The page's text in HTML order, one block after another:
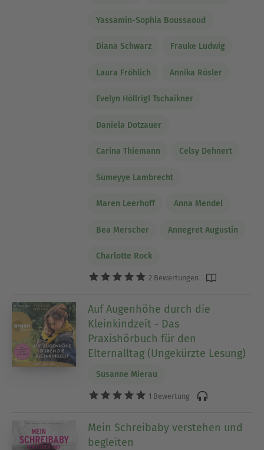
Yassamin-Sophia Boussaoud
Diana Schwarz Frauke Ludwig
Laura Fröhlich Annika Rösler
Evelyn Höllrigl Tschaikner
Daniela Dotzauer
Carina Thiemann Celsy Dehnert
Sümeyye Lambrecht
Maren Leerhoff Anna Mendel
Bea Merscher Annegret Augustin
Charlotte Rock
2 Bewertungen
Auf Augenhöhe durch die
Kleinkindzeit - Das
Praxishörbuch für den
Elternalltag (Ungekürzte Lesung)
Susanne Mierau
1 Bewertung
Mein Schreibaby verstehen und
begleiten